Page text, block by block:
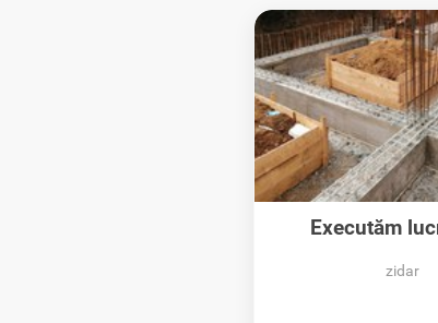
Executăm
zidar